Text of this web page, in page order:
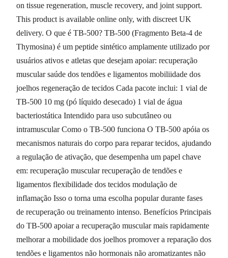
on tissue regeneration, muscle recovery, and joint support.
This product is available online only, with discreet UK
delivery. O que é TB-500? TB-500 (Fragmento Beta-4 de
Thymosina) é um peptide sintético amplamente utilizado por
usuários ativos e atletas que desejam apoiar: recuperação
muscular saúde dos tendões e ligamentos mobiliidade dos
joelhos regeneração de tecidos Cada pacote inclui: 1 vial de
TB-500 10 mg (pó líquido desecado) 1 vial de água
bacteriostática Intendido para uso subcutâneo ou
intramuscular Como o TB-500 funciona O TB-500 apóia os
mecanismos naturais do corpo para reparar tecidos, ajudando
a regulação de ativação, que desempenha um papel chave
em: recuperação muscular recuperação de tendões e
ligamentos flexibilidade dos tecidos modulação de
inflamação Isso o torna uma escolha popular durante fases
de recuperação ou treinamento intenso. Benefícios Principais
do TB-500 apoiar a recuperação muscular mais rapidamente
melhorar a mobilidade dos joelhos promover a reparação dos
tendões e ligamentos não hormonais não aromatizantes não